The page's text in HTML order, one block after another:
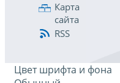
Карта
сайта
RSS
Цвет шрифта и фона